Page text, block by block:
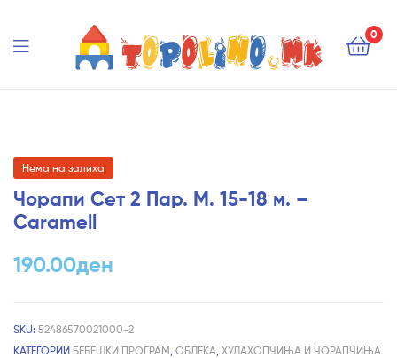
0
Нема на залиха
Чорапи Сет 2 Пар. М. 15-18 м. –
Caramell
190.00ден
SKU: 52486570021000-2
КАТЕГОРИИ БЕБЕШКИ ПРОГРАМ ОБЛЕКА ХУЛАХОПЧИЊА И ЧОРАПЧИЊА